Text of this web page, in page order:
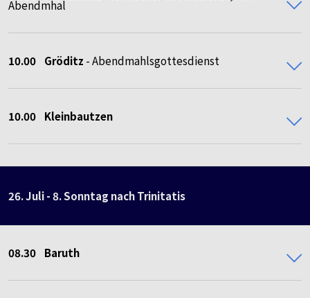
Abendmhal
10.00 Gröditz - Abendmahlsgottesdienst
10.00 Kleinbautzen
26. Juli - 8. Sonntag nach Trinitatis
08.30 Baruth